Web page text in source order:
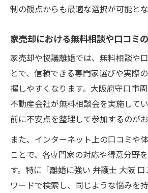
制の観点からも最適な選択が可能とな
家売却における無料相談や口コミ
家売却や協議離婚では、無料相談や
とで、信頼できる専門家選びや実際
握しやすくなります。大阪府守口市
不動産会社が無料相談会を実施して
前に不安点を整理して参加するのがお
また、インターネット上の口コミや
ことで、各専門家の対応や得意分野
す。特に「離婚に強い 弁護士 大阪
ワードで検索し、同じような悩みを